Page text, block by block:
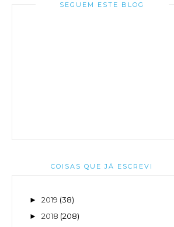
SEGUEM ESTE BLOG
COISAS QUE JÁ ESCREVI
► 2019 (38)
► 2018 (208)